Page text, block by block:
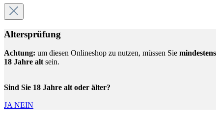
Altersprüfung
Achtung: um diesen Onlineshop zu nutzen, müssen Sie mindestens
18 Jahre alt sein.
Sind Sie 18 Jahre alt oder älter?
JA NEIN